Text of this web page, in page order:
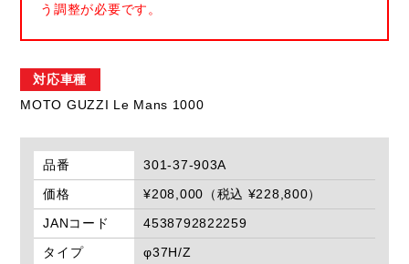
う調整が必要です。
対応車種
MOTO GUZZI Le Mans 1000
品番
301-37-903A
価格
¥208,000（税込 ¥228,800）
JANコード
4538792822259
タイプ
φ37H/Z